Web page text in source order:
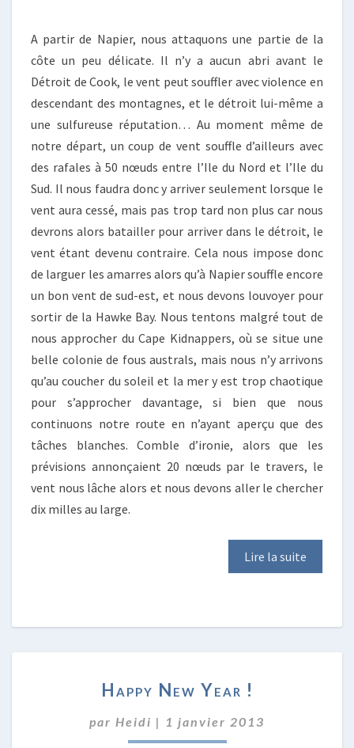
A partir de Napier, nous attaquons une partie de la
côte un peu délicate. Il n’y a aucun abri avant le
Détroit de Cook, le vent peut souffler avec violence en
descendant des montagnes, et le détroit lui-même a
une sulfureuse réputation… Au moment même de
notre départ, un coup de vent souffle d’ailleurs avec
des rafales à 50 nœuds entre l’Ile du Nord et l’Ile du
Sud. Il nous faudra donc y arriver seulement lorsque le
vent aura cessé, mais pas trop tard non plus car nous
devrons alors batailler pour arriver dans le détroit, le
vent étant devenu contraire. Cela nous impose donc
de larguer les amarres alors qu’à Napier souffle encore
un bon vent de sud-est, et nous devons louvoyer pour
sortir de la Hawke Bay. Nous tentons malgré tout de
nous approcher du Cape Kidnappers, où se situe une
belle colonie de fous australs, mais nous n’y arrivons
qu’au coucher du soleil et la mer y est trop chaotique
pour s’approcher davantage, si bien que nous
continuons notre route en n’ayant aperçu que des
tâches blanches. Comble d’ironie, alors que les
prévisions annonçaient 20 nœuds par le travers, le
vent nous lâche alors et nous devons aller le chercher
dix milles au large.
Lire la suite
NEW
!
Happy New Year !
par Heidi | 1 janvier 2013